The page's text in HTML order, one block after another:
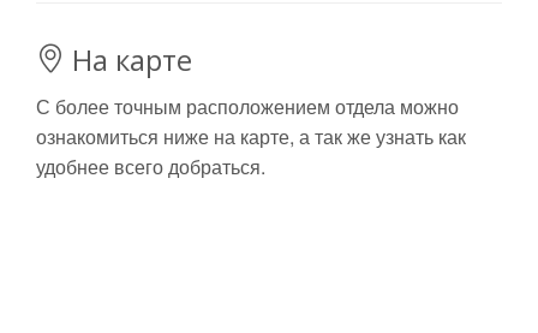
На карте
С более точным расположением отдела можно
ознакомиться ниже на карте, а так же узнать как
удобнее всего добраться.